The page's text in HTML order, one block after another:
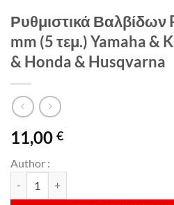
Ρυθμιστικά Βαλβίδων
mm (5 τεμ.) Yamaha &
& Honda & Husqvarna
11,00 €
Author :